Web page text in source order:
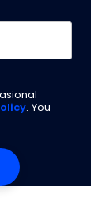
. You